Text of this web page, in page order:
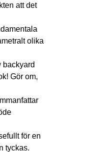
att det
olika
backyard
Gör om,
för en
tyckas.